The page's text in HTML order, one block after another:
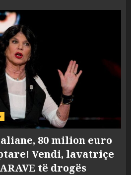
80 milion euro
Vendi, lavatriçe
të drogës